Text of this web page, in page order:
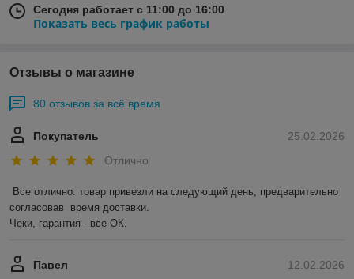
Сегодня работает с 11:00 до 16:00
Показать весь график работы
Отзывы о магазине
80 отзывов за всё время
25.02.2026
Покупатель
Отлично
Все отлично: товар привезли на следующий день, предварительно
согласовав  время доставки.
Чеки, гарантия - все ОК.
12.02.2026
Павел